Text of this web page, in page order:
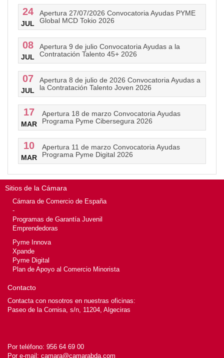
24
JUL
Apertura 27/07/2026 Convocatoria Ayudas PYME
Global MCD Tokio 2026
08
JUL
Apertura 9 de julio Convocatoria Ayudas a la
Contratación Talento 45+ 2026
07
JUL
Apertura 8 de julio de 2026 Convocatoria Ayudas a
la Contratación Talento Joven 2026
17
MAR
Apertura 18 de marzo Convocatoria Ayudas
Programa Pyme Cibersegura 2026
10
MAR
Apertura 11 de marzo Convocatoria Ayudas
Programa Pyme Digital 2026
Sitios de la Cámara
Cámara de Comercio de España
-
Programas de Garantía Juvenil
Emprendedoras
Pyme Innova
Xpande
Pyme Digital
Plan de Apoyo al Comercio Minorista
Contacto
Contacta con nosotros en nuestras oficinas:
Paseo de la Cornisa, s/n, 11204, Algeciras
Por teléfono: 956 64 69 00
Por e-mail: camara@camarabda.com